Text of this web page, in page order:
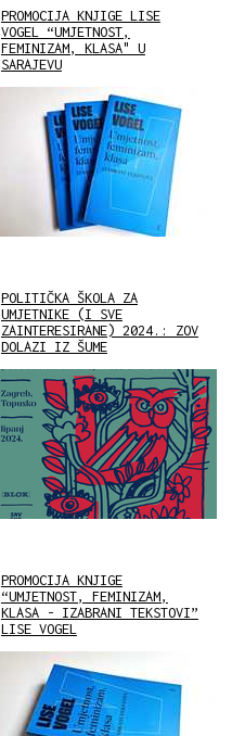
PROMOCIJA KNJIGE LISE
VOGEL “UMJETNOST,
FEMINIZAM, KLASA" U
SARAJEVU
POLITIČKA ŠKOLA ZA
UMJETNIKE (I SVE
ZAINTERESIRANE) 2024.: ZOV
DOLAZI IZ ŠUME
PROMOCIJA KNJIGE
“UMJETNOST, FEMINIZAM,
KLASA - IZABRANI TEKSTOVI”
LISE VOGEL